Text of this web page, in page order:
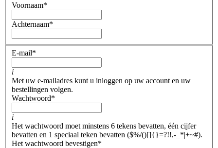
Voornaam*
Achternaam*
E-mail*
i
Met uw e-mailadres kunt u inloggen op uw account en uw
bestellingen volgen.
Wachtwoord*
i
Het wachtwoord moet minstens 6 tekens bevatten, één cijfer
bevatten en 1 speciaal teken bevatten ($%/()[]{}=?!!,-_*|+~#).
Het wachtwoord bevestigen*